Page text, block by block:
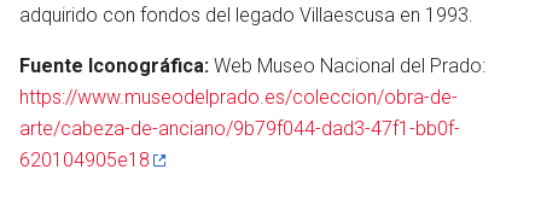
adquirido con fondos del legado Villaescusa en 1993.
Fuente Iconográfica: Web Museo Nacional del Prado:
https://www.museodelprado.es/coleccion/obra-de-
arte/cabeza-de-anciano/9b79f044-dad3-47f1-bb0f-
620104905e18